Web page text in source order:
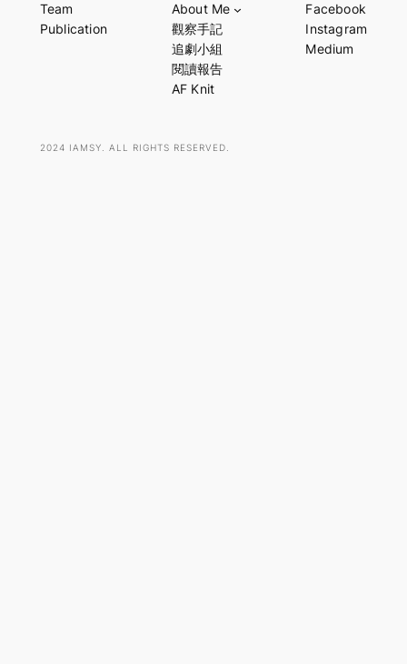
r
Team
Publication
About Me
觀察手記
追劇小組
閱讀報告
AF Knit
Facebook
Instagram
Medium
2024 IAMSY. ALL RIGHTS RESERVED.